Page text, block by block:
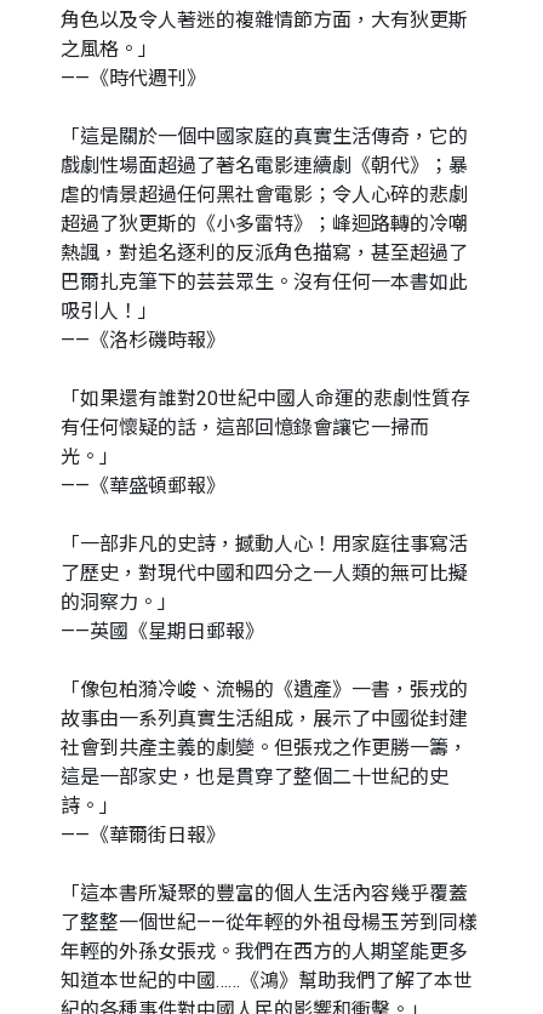
角色以及令人著迷的複雜情節方面，大有狄更斯
之風格。」
——《時代週刊》
「這是關於一個中國家庭的真實生活傳奇，它的
戲劇性場面超過了著名電影連續劇《朝代》；暴
虐的情景超過任何黑社會電影；令人心碎的悲劇
超過了狄更斯的《小多雷特》；峰迴路轉的冷嘲
熱諷，對追名逐利的反派角色描寫，甚至超過了
巴爾扎克筆下的芸芸眾生。沒有任何一本書如此
吸引人！」
——《洛杉磯時報》
「如果還有誰對20世紀中國人命運的悲劇性質存
有任何懷疑的話，這部回憶錄會讓它一掃而
光。」
——《華盛頓郵報》
「一部非凡的史詩，撼動人心！用家庭往事寫活
了歷史，對現代中國和四分之一人類的無可比擬
的洞察力。」
——英國《星期日郵報》
「像包柏漪冷峻、流暢的《遺產》一書，張戎的
故事由一系列真實生活組成，展示了中國從封建
社會到共產主義的劇變。但張戎之作更勝一籌，
這是一部家史，也是貫穿了整個二十世紀的史
詩。」
——《華爾街日報》
「這本書所凝聚的豐富的個人生活內容幾乎覆蓋
了整整一個世紀——從年輕的外祖母楊玉芳到同樣
年輕的外孫女張戎。我們在西方的人期望能更多
知道本世紀的中國……《鴻》幫助我們了解了本世